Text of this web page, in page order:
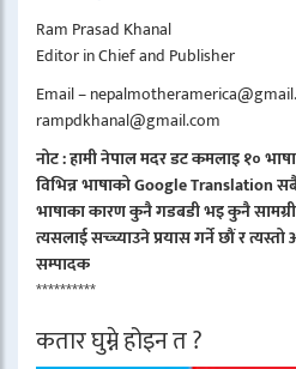
Ram Prasad Khanal
Editor in Chief and Publisher
Email –
rampdkhanal@gmail.com
नोट : हामी नेपाल मदर डट कमलाइ १०
विभिन्न भाषाको Google Translation
भाषाका कारण कुनै गडबडी भइ कुनै
त्यसलाई सच्च्याउने प्रयास गर्ने छौं र
सम्पादक
**********
कतार घुम्ने होइन त ?